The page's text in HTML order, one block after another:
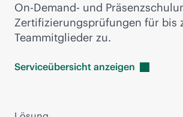
On-Demand- und
Zertifizierungsprüfungen für bis
Teammitglieder zu.
Serviceübersicht anzeigen